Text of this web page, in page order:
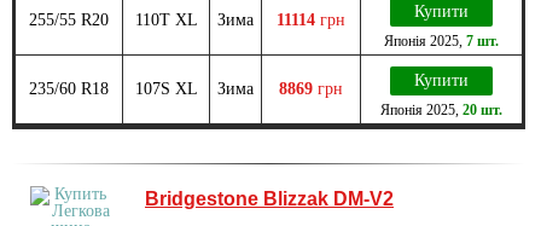
255/55 R20 110T XL Зима 11114 грн Купити
Японія 2025 7 шт.
235/60 R18 107S XL Зима 8869 грн Купити
Японія 2025 20 шт.
Bridgestone Blizzak DM-V2